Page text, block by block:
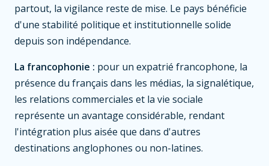
partout, la vigilance reste de mise. Le pays bénéficie
d'une stabilité politique et institutionnelle solide
depuis son indépendance.
La francophonie : pour un expatrié francophone, la
présence du français dans les médias, la signalétique,
les relations commerciales et la vie sociale
représente un avantage considérable, rendant
l'intégration plus aisée que dans d'autres
destinations anglophones ou non-latines.